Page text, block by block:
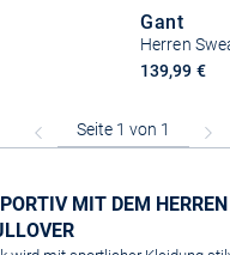
Gant
Herren
139,99 €
MIT DEM HERREN